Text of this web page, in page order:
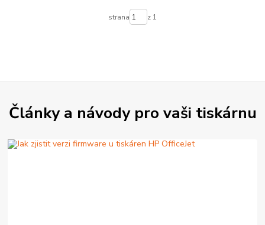
strana z 1
Články a návody pro vaši tiskárnu